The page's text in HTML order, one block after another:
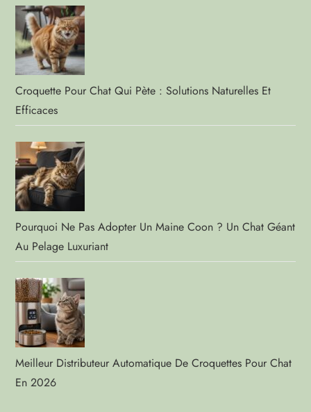
Croquette Pour Chat Qui Pète : Solutions Naturelles Et
Efficaces
Pourquoi Ne Pas Adopter Un Maine Coon ? Un Chat Géant
Au Pelage Luxuriant
Meilleur Distributeur Automatique De Croquettes Pour Chat
En 2026